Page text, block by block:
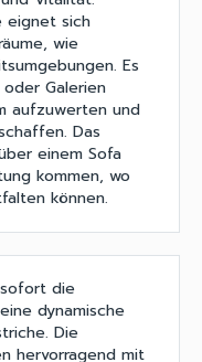
eignet sich
wie
Es
Galerien
aufzuwerten und
Das
einem Sofa
kommen, wo
können.
die
dynamische
Die
hervorragend mit